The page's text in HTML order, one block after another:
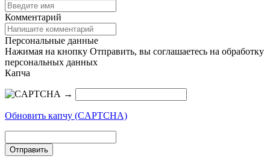
Комментарий
Персональные данные
Нажимая на кнопку Отправить, вы соглашаетесь на обработку
персональных данных
Капча
→
Обновить капчу (CAPTCHA)
Отправить